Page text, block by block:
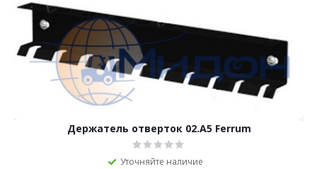
Держатель отверток 02.А5 Ferrum
Уточняйте наличие